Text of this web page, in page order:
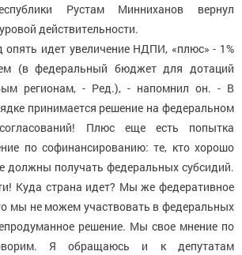
Рустам Минниханов вернул
действительности.
идет увеличение НДПИ, «плюс» - 1%
(в федеральный бюджет для дотаций
регионам, - Ред.), - напомнил он. - В
принимается решение на федеральном
Плюс еще есть попытка
по софинансированию: те, кто хорошо
должны получать федеральных субсидий.
Куда страна идет? Мы же федеративное
мы не можем участвовать в федеральных
решение. Мы свое мнение по
Я обращаюсь и к депутатам